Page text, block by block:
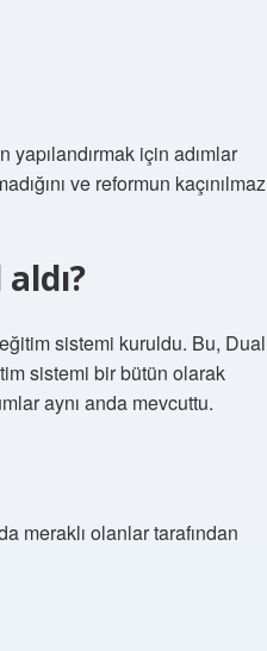
yapılandırmak için adımlar
ve reformun kaçınılmaz
sistemi kuruldu. Bu, Dual
sistemi bir bütün olarak
aynı anda mevcuttu.
meraklı olanlar tarafından